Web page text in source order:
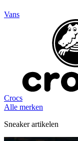
Vans
Crocs
Alle merken
Sneaker artikelen